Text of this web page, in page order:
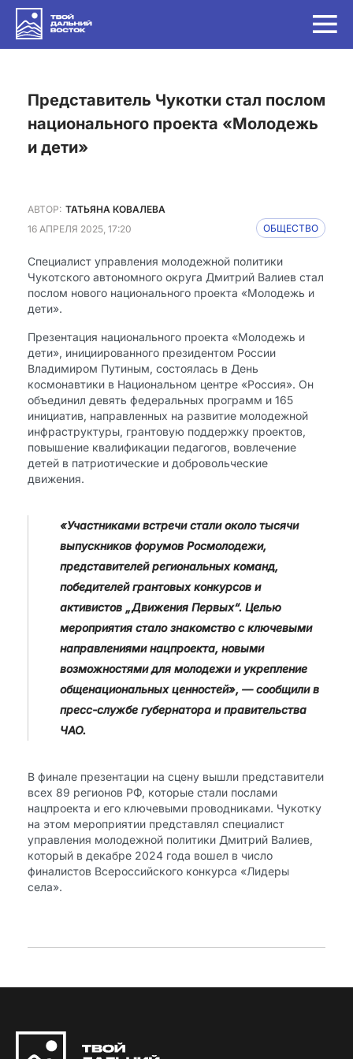
Представитель Чукотки стал послом
национального проекта «Молодежь
и дети»
АВТОР: ТАТЬЯНА КОВАЛЕВА
16 АПРЕЛЯ 2025, 17:20
ОБЩЕСТВО
Специалист управления молодежной политики
Чукотского автономного округа Дмитрий Валиев стал
послом нового национального проекта «Молодежь и
дети».
Презентация национального проекта «Молодежь и
дети», инициированного президентом России
Владимиром Путиным, состоялась в День
космонавтики в Национальном центре «Россия». Он
объединил девять федеральных программ и 165
инициатив, направленных на развитие молодежной
инфраструктуры, грантовую поддержку проектов,
повышение квалификации педагогов, вовлечение
детей в патриотические и добровольческие
движения.
«Участниками встречи стали около тысячи
выпускников форумов Росмолодежи,
представителей региональных команд,
победителей грантовых конкурсов и
активистов „Движения Первых“. Целью
мероприятия стало знакомство с ключевыми
направлениями нацпроекта, новыми
возможностями для молодежи и укрепление
общенациональных ценностей», — сообщили в
пресс-службе губернатора и правительства
ЧАО.
В финале презентации на сцену вышли представители
всех 89 регионов РФ, которые стали послами
нацпроекта и его ключевыми проводниками. Чукотку
на этом мероприятии представлял специалист
управления молодежной политики Дмитрий Валиев,
который в декабре 2024 года вошел в число
финалистов Всероссийского конкурса «Лидеры
села».